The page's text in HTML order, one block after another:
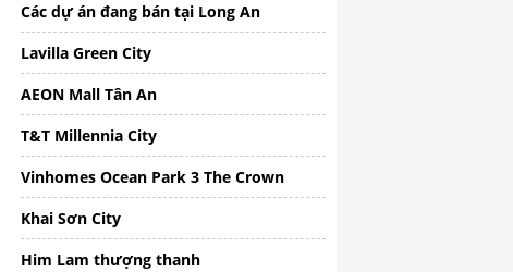
Các dự án đang bán tại Long An
Lavilla Green City
AEON Mall Tân An
T&T Millennia City
Vinhomes Ocean Park 3 The Crown
Khai Sơn City
Him Lam thượng thanh